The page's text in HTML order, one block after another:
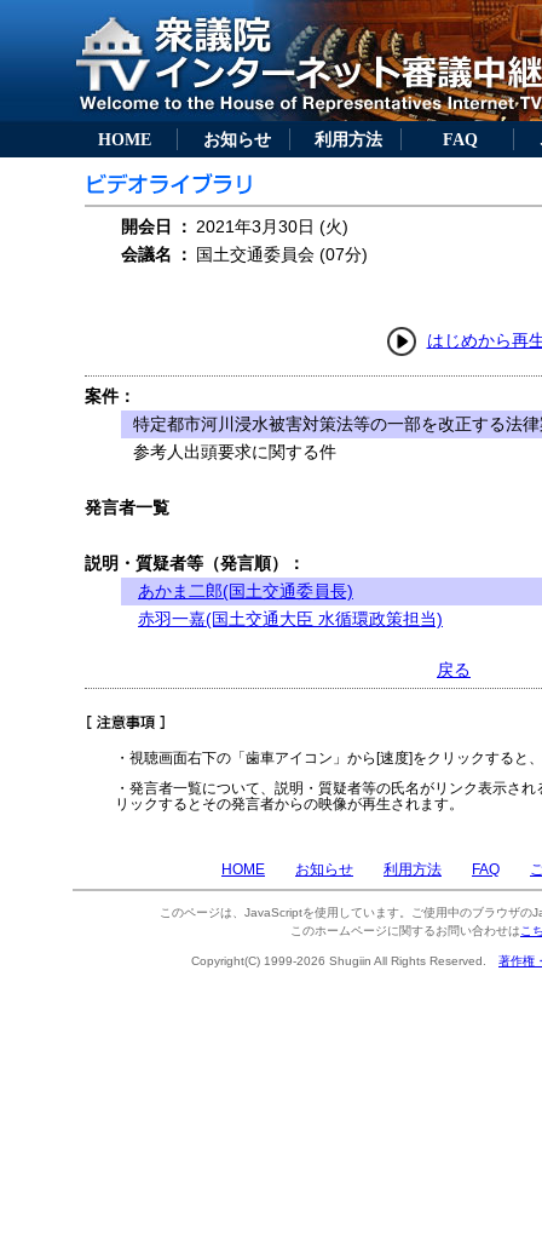
HOME お知らせ 利用方法 FAQ
開会日 ： 2021年3月30日 (火)
会議名
： 国土交通委員会 (07分)
はじめから再
案件：
特定都市河川浸水被害対策法等の一部を改正する法
参考人出頭要求に関する件
発言者一覧
説明・質疑者等（発言順）：
あかま二郎(国土交通委員長)
赤羽一嘉(国土交通大臣 水循環政策担当)
戻る
・視聴画面右下の「歯車アイコン」から[速度]をクリックすると
・発言者一覧について、説明・質疑者等の氏名がリンク表示さ
リックするとその発言者からの映像が再生されます。
HOME お知らせ 利用方法 FAQ
このページは、JavaScriptを使用しています。ご使用中のブラウザの
このホームページに関するお問い合わせは こ
Copyright(C) 1999-2026 Shugiin All Rights Reserved. 著作権